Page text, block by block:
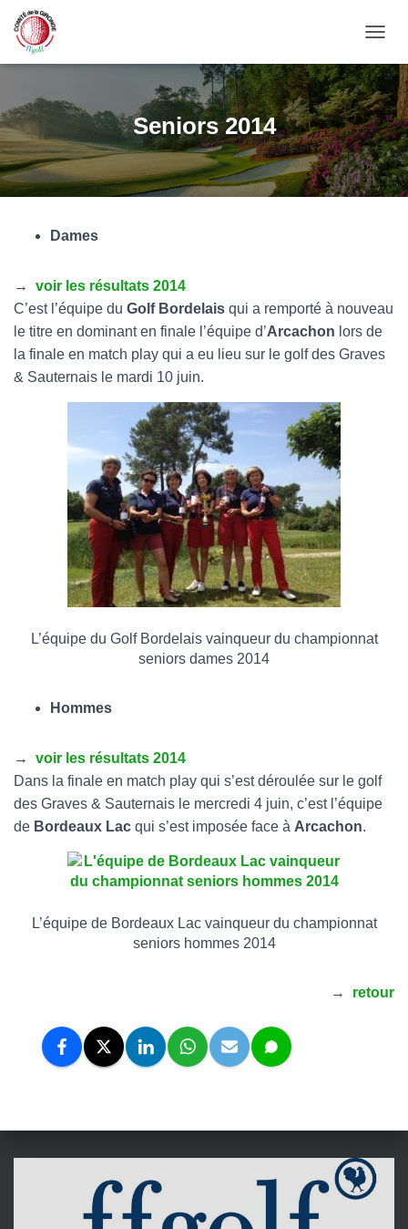
Seniors 2014
Dames
→ voir les résultats 2014
C’est l’équipe du Golf Bordelais qui a remporté à nouveau
le titre en dominant en finale l’équipe d’Arcachon lors de
la finale en match play qui a eu lieu sur le golf des Graves
& Sauternais le mardi 10 juin.
L’équipe du Golf Bordelais vainqueur du championnat
seniors dames 2014
Hommes
→ voir les résultats 2014
Dans la finale en match play qui s’est déroulée sur le golf
des Graves & Sauternais le mercredi 4 juin, c’est l’équipe
de Bordeaux Lac qui s’est imposée face à Arcachon.
L’équipe de Bordeaux Lac vainqueur du championnat
seniors hommes 2014
→ retour